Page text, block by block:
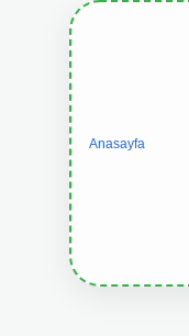
Anasayfa